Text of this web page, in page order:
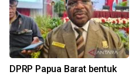
DPRP Papua Barat bentuk